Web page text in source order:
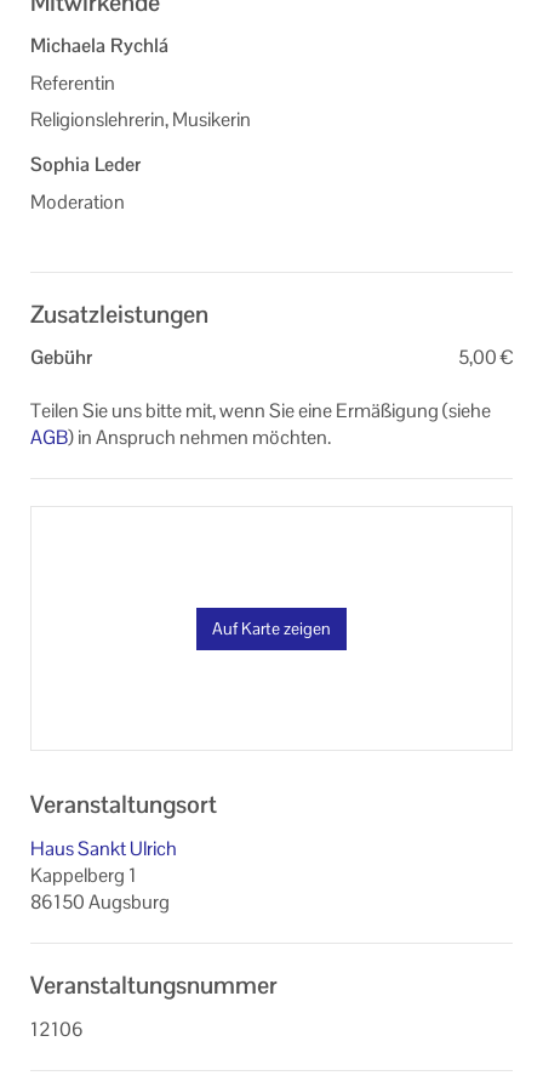
Michaela Rychlá
Referentin
Religionslehrerin, Musikerin
Sophia Leder
Moderation
Zusatzleistungen
Gebühr 5,00 €
Teilen Sie uns bitte mit, wenn Sie eine Ermäßigung (siehe
AGB) in Anspruch nehmen möchten.
Auf Karte zeigen
Veranstaltungsort
Haus Sankt Ulrich
Kappelberg 1
86150 Augsburg
Veranstaltungsnummer
12106